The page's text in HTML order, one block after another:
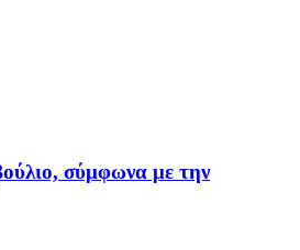
σύμφωνα με την